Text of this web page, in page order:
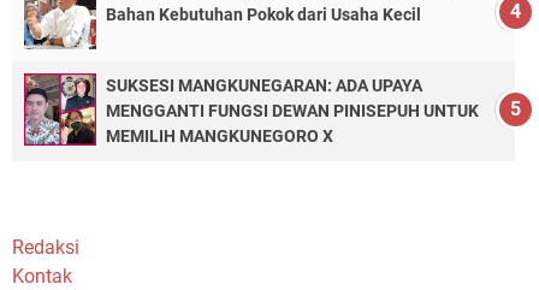
Bahan Kebutuhan Pokok dari Usaha Kecil
SUKSESI MANGKUNEGARAN: ADA UPAYA
MENGGANTI FUNGSI DEWAN PINISEPUH UNTUK
MEMILIH MANGKUNEGORO X
Redaksi
Kontak